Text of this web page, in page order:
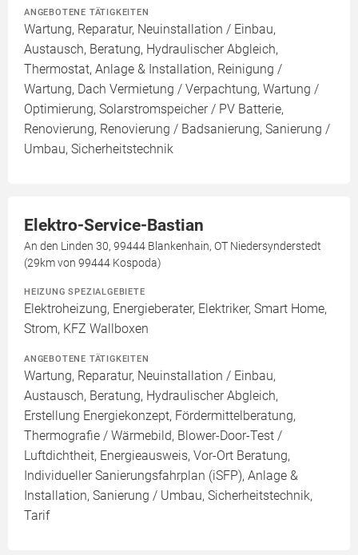
ANGEBOTENE TÄTIGKEITEN
Wartung, Reparatur, Neuinstallation / Einbau,
Austausch, Beratung, Hydraulischer Abgleich,
Thermostat, Anlage & Installation, Reinigung /
Wartung, Dach Vermietung / Verpachtung, Wartung /
Optimierung, Solarstromspeicher / PV Batterie,
Renovierung, Renovierung / Badsanierung, Sanierung /
Umbau, Sicherheitstechnik
Elektro-Service-Bastian
An den Linden 30, 99444 Blankenhain, OT Niedersynderstedt
(29km von 99444 Kospoda)
HEIZUNG SPEZIALGEBIETE
Elektroheizung, Energieberater, Elektriker, Smart Home,
Strom, KFZ Wallboxen
ANGEBOTENE TÄTIGKEITEN
Wartung, Reparatur, Neuinstallation / Einbau,
Austausch, Beratung, Hydraulischer Abgleich,
Erstellung Energiekonzept, Fördermittelberatung,
Thermografie / Wärmebild, Blower-Door-Test /
Luftdichtheit, Energieausweis, Vor-Ort Beratung,
Individueller Sanierungsfahrplan (iSFP), Anlage &
Installation, Sanierung / Umbau, Sicherheitstechnik,
Tarif